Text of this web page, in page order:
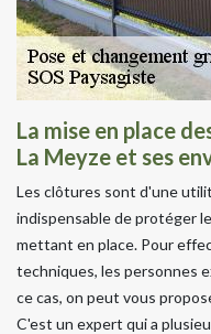
La mise en place
La Meyze et ses
Les clôtures sont d'une
indispensable de protéger
mettant en place. Pour
techniques, les personnes
ce cas, on peut vous
C'est un expert qui a